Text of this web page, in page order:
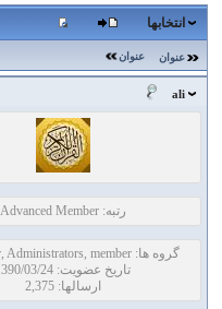
انتخابها
عنوان عنوان
ali
رتبه: Advanced Member
گروه ها: Moderator, Administrators, member
تاریخ عضویت: 1390/03/24
ارسالها: 2,375